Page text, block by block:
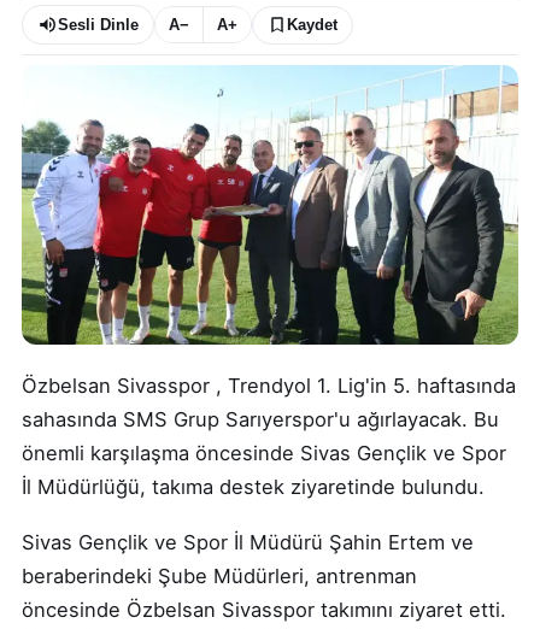
Sesli Dinle A− A+ Kaydet
Özbelsan Sivasspor , Trendyol 1. Lig'in 5. haftasında
sahasında SMS Grup Sarıyerspor'u ağırlayacak. Bu
önemli karşılaşma öncesinde Sivas Gençlik ve Spor
İl Müdürlüğü, takıma destek ziyaretinde bulundu.
Sivas Gençlik ve Spor İl Müdürü Şahin Ertem ve
beraberindeki Şube Müdürleri, antrenman
öncesinde Özbelsan Sivasspor takımını ziyaret etti.